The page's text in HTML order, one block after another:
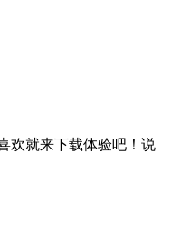
欢就来下载体验吧！说